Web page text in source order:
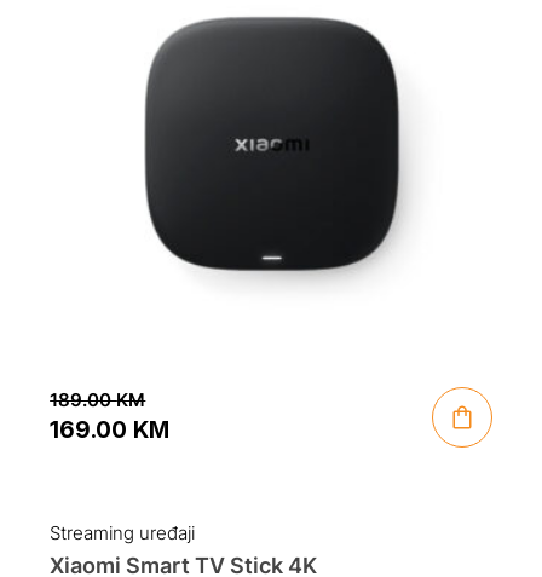
189.00KM
was:
189.00 KM.
169.00 KM
is:
169.00 KM.
Streaming uređaji
Xiaomi Smart TV Stick 4K